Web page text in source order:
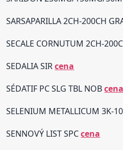
SARSAPARILLA 2CH-200CH
SECALE CORNUTUM 2CH-
SEDALIA SIRcena
SÉDATIF PC SLG TBL NOBcena
SELENIUM METALLICUM 3K-
SENNOVÝ LIST SPCcena